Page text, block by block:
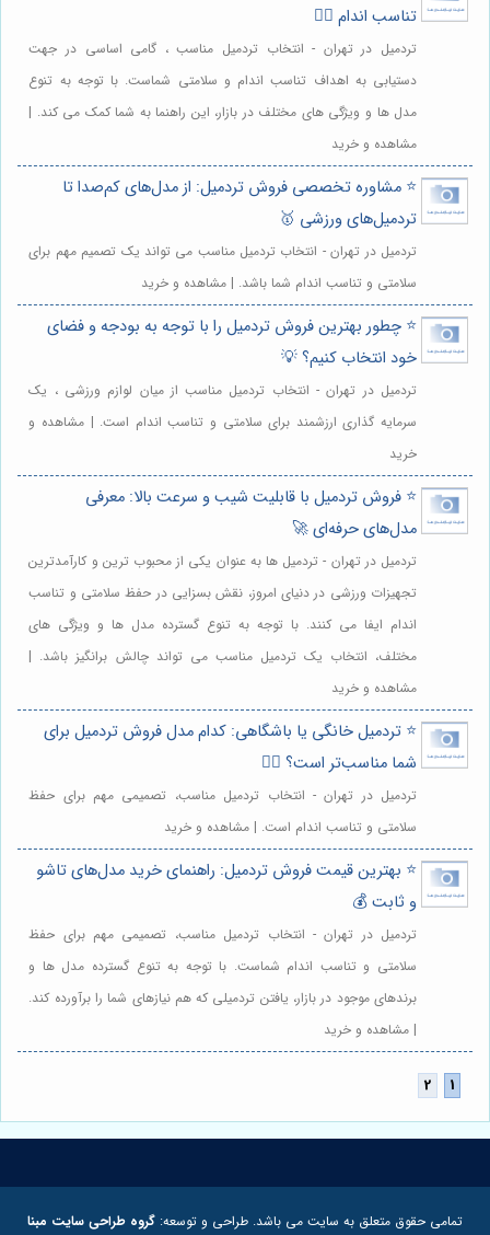
تناسب اندام 🏃‍♂️
تردمیل در تهران - انتخاب تردمیل مناسب ، گامی اساسی در جهت
دستیابی به اهداف تناسب اندام و سلامتی شماست. با توجه به تنوع
مدل ها و ویژگی های مختلف در بازار، این راهنما به شما کمک می کند. |
مشاهده و خرید
⭐️ مشاوره تخصصی فروش تردمیل: از مدل‌های کم‌صدا تا
تردمیل‌های ورزشی 🥇
تردمیل در تهران - انتخاب تردمیل مناسب می تواند یک تصمیم مهم برای
سلامتی و تناسب اندام شما باشد. | مشاهده و خرید
⭐️ چطور بهترین فروش تردمیل را با توجه به بودجه و فضای
خود انتخاب کنیم؟ 💡
تردمیل در تهران - انتخاب تردمیل مناسب از میان لوازم ورزشی ، یک
سرمایه گذاری ارزشمند برای سلامتی و تناسب اندام است. | مشاهده و
خرید
⭐️ فروش تردمیل با قابلیت شیب و سرعت بالا: معرفی
مدل‌های حرفه‌ای 🚀
تردمیل در تهران - تردمیل ها به عنوان یکی از محبوب ترین و کارآمدترین
تجهیزات ورزشی در دنیای امروز، نقش بسزایی در حفظ سلامتی و تناسب
اندام ایفا می کنند. با توجه به تنوع گسترده مدل ها و ویژگی های
مختلف، انتخاب یک تردمیل مناسب می تواند چالش برانگیز باشد. |
مشاهده و خرید
⭐️ تردمیل خانگی یا باشگاهی: کدام مدل فروش تردمیل برای
شما مناسب‌تر است؟ 🏃‍♀️
تردمیل در تهران - انتخاب تردمیل مناسب، تصمیمی مهم برای حفظ
سلامتی و تناسب اندام است. | مشاهده و خرید
⭐️ بهترین قیمت فروش تردمیل: راهنمای خرید مدل‌های تاشو
و ثابت 💰
تردمیل در تهران - انتخاب تردمیل مناسب، تصمیمی مهم برای حفظ
سلامتی و تناسب اندام شماست. با توجه به تنوع گسترده مدل ها و
برندهای موجود در بازار، یافتن تردمیلی که هم نیازهای شما را برآورده کند.
| مشاهده و خرید
تمامی حقوق متعلق به سایت می باشد. طراحی و توسعه: گروه طراحی سایت مبنا